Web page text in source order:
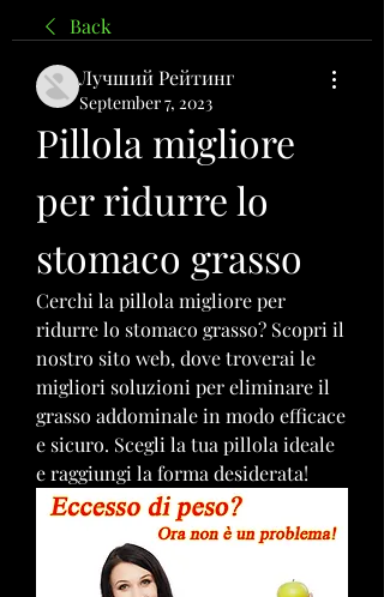
Back
Лучший Рейтинг
September 7, 2023
Pillola migliore
per ridurre lo
stomaco grasso
Cerchi la pillola migliore per
ridurre lo stomaco grasso? Scopri il
nostro sito web, dove troverai le
migliori soluzioni per eliminare il
grasso addominale in modo efficace
e sicuro. Scegli la tua pillola ideale
e raggiungi la forma desiderata!